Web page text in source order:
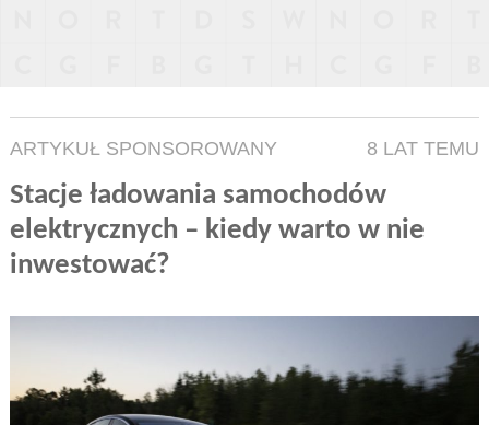
ARTYKUŁ SPONSOROWANY 8 LAT TEMU
Stacje ładowania samochodów
elektrycznych – kiedy warto w nie
inwestować?